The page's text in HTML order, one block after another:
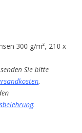
300 g/m², 210 x
Sie bitte
.
.